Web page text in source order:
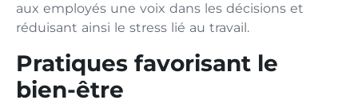
aux employés une voix dans les décisions et
réduisant ainsi le stress lié au travail.
Pratiques favorisant le
bien-être